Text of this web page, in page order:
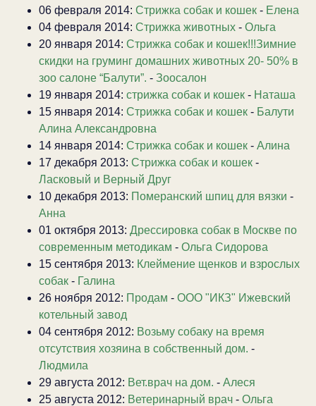
06 февраля 2014: Стрижка собак и кошек - Елена
04 февраля 2014: Стрижка животных - Ольга
20 января 2014: Стрижка собак и кошек!!!Зимние
скидки на груминг домашних животных 20- 50% в
зоо салоне “Балути”. - Зоосалон
19 января 2014: стрижка собак и кошек - Наташа
15 января 2014: Стрижка собак и кошек - Балути
Алина Александровна
14 января 2014: Стрижка собак и кошек - Алина
17 декабря 2013: Стрижка собак и кошек -
Ласковый и Верный Друг
10 декабря 2013: Померанский шпиц для вязки -
Анна
01 октября 2013: Дрессировка собак в Москве по
современным методикам - Ольга Сидорова
15 сентября 2013: Клеймение щенков и взрослых
собак - Галина
26 ноября 2012: Продам - ООО "ИКЗ" Ижевский
котельный завод
04 сентября 2012: Возьму собаку на время
отсутствия хозяина в собственный дом. -
Людмила
29 августа 2012: Вет.врач на дом. - Алеся
25 августа 2012: Ветеринарный врач - Ольга